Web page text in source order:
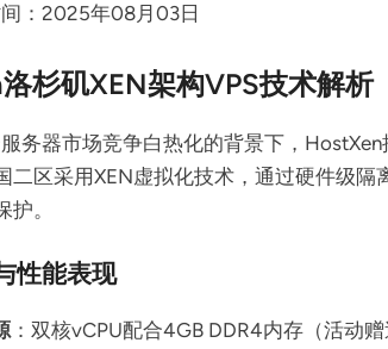
：2025年08月03日
杉矶XEN架构VPS技术解析
务器市场竞争白热化的背景下，
二区采用XEN虚拟化技术，通过硬件级
。
性能表现
：双核vCPU配合4GB DDR4内存（活动